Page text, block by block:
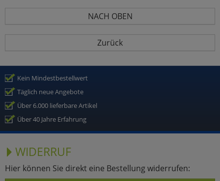
NACH OBEN
Zurück
Kein Mindestbestellwert
Täglich neue Angebote
Über 6.000 lieferbare Artikel
Über 40 Jahre Erfahrung
WIDERRUF
Hier können Sie direkt eine Bestellung widerrufen: